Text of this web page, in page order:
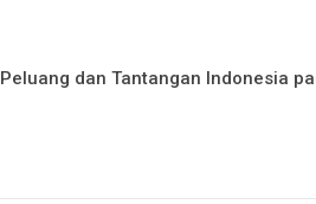
Peluang dan Tantangan Indonesia